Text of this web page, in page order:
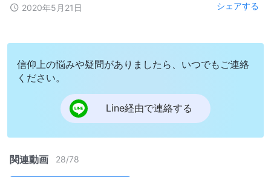
2020年5月21日 シェアする
信仰上の悩みや疑問がありましたら、いつでもご連絡
ください。
Line経由で連絡する
関連動画 28/78